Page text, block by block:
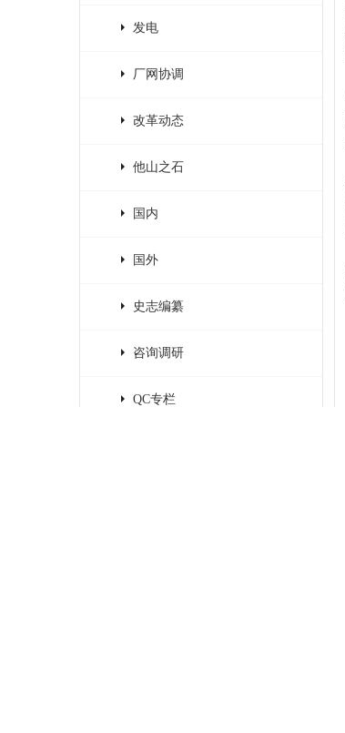
发电
厂网协调
改革动态
他山之石
国内
国外
史志编纂
咨询调研
QC专栏